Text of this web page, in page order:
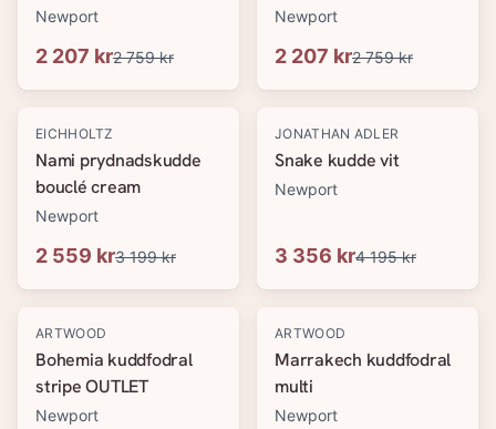
Newport
2 207 kr2 759 kr
Newport
2 207 kr2 759 kr
-20%
EICHHOLTZ
Nami prydnadskudde
bouclé cream
Newport
2 559 kr3 199 kr
-20%
JONATHAN ADLER
Snake kudde vit
Newport
3 356 kr4 195 kr
-30%
ARTWOOD
Bohemia kuddfodral
stripe OUTLET
Newport
-20%
ARTWOOD
Marrakech kuddfodral
multi
Newport